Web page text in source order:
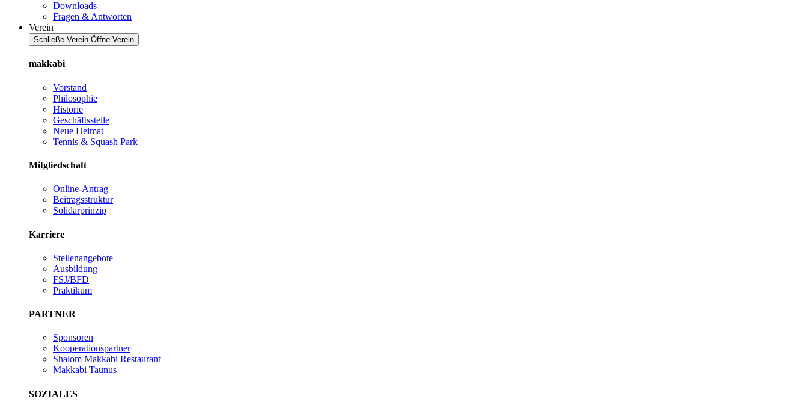
Downloads
Fragen & Antworten
Verein
Schließe Verein Öffne Verein
makkabi
Vorstand
Philosophie
Historie
Geschäftsstelle
Neue Heimat
Tennis & Squash Park
Mitgliedschaft
Online-Antrag
Beitragsstruktur
Solidarprinzip
Karriere
Stellenangebote
Ausbildung
FSJ/BFD
Praktikum
PARTNER
Sponsoren
Kooperationspartner
Shalom Makkabi Restaurant
Makkabi Taunus
SOZIALES